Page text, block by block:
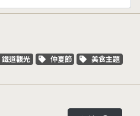
關鍵字標籤
鐵道觀光 關鍵字標籤
仲夏節 關鍵字標籤
美食主題